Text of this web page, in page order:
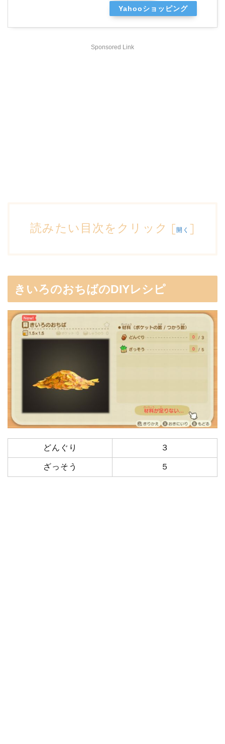
Yahooショッピング
Sponsored Link
読みたい目次をクリック [開く ]
きいろのおちばのDIYレシピ
どんぐり ３
ざっそう ５